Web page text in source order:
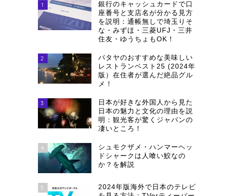
1
銀行のキャッシュカードで口
座番号と支店名が分かる見方
を説明：通帳無しで埼玉りそ
な・みずほ・三菱UFJ・三井
住友・ゆうちょもOK！
2
パタヤのおすすめな美味しい
レストランベスト25 (2024年
版）在住者が選んだ絶品グル
メ！
3
日本が好きな外国人から見た
日本の魅力と文化の理由を説
明：観光客が驚くジャパンの
凄いところ！
4
シュモクザメ・ハンマーヘッ
ドシャークは人喰い鮫なの
か？を解説
5
2024年版海外で日本のテレビ